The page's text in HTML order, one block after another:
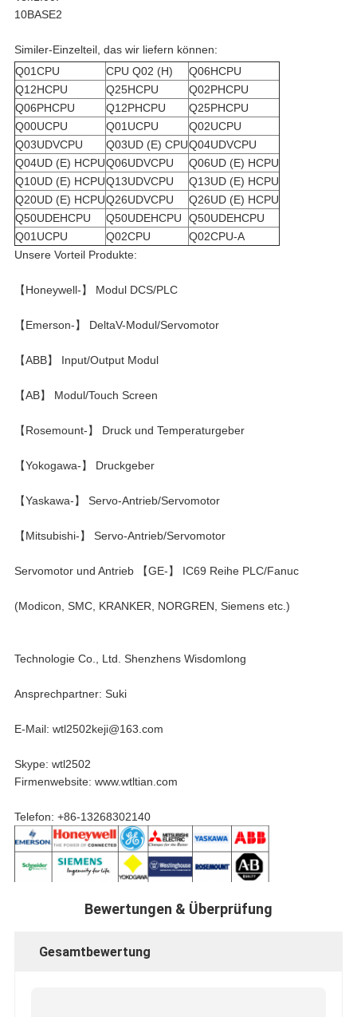
10BASE2
Similer-Einzelteil, das wir liefern können:
Q01CPU
CPU Q02 (H)
Q06HCPU
Q12HCPU
Q25HCPU
Q02PHCPU
Q06PHCPU
Q12PHCPU
Q25PHCPU
Q00UCPU
Q01UCPU
Q02UCPU
Q03UDVCPU
Q03UD (E) CPUQ04UDVCPU
Q04UD (E) HCPUQ06UDVCPU
Q06UD (E) HCPU
Q10UD (E) HCPUQ13UDVCPU
Q13UD (E) HCPU
Q20UD (E) HCPUQ26UDVCPU
Q26UD (E) HCPU
Q50UDEHCPU
Q50UDEHCPU
Q50UDEHCPU
Q01UCPU
Q02CPU
Q02CPU-A
Unsere Vorteil Produkte:
【Honeywell-】 Modul DCS/PLC
【Emerson-】 DeltaV-Modul/Servomotor
【ABB】 Input/Output Modul
【AB】 Modul/Touch Screen
【Rosemount-】 Druck und Temperaturgeber
【Yokogawa-】 Druckgeber
【Yaskawa-】 Servo-Antrieb/Servomotor
【Mitsubishi-】 Servo-Antrieb/Servomotor
Servomotor und Antrieb 【GE-】 IC69 Reihe PLC/Fanuc
(Modicon, SMC, KRANKER, NORGREN, Siemens etc.)
Technologie Co., Ltd. Shenzhens Wisdomlong
Ansprechpartner: Suki
E-Mail: wtl2502keji@163.com
Skype: wtl2502
Firmenwebsite: www.wtltian.com
Telefon: +86-13268302140
Bewertungen & Überprüfung
Gesamtbewertung